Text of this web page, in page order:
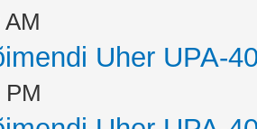
Uher UPA-
PM